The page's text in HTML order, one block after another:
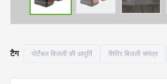
टैग पोर्टेबल बिजली की आपूर्ति शिविर बिजली संयंत्र